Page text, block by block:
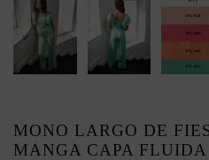
MONO LARGO DE
MANGA CAPA FLUIDA